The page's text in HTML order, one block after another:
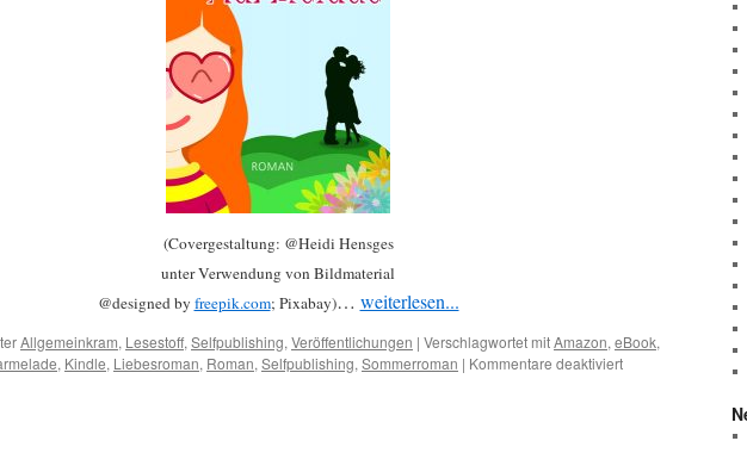
(Covergestaltung: @Heidi Hensges
unter Verwendung von Bildmaterial
@designed by freepik.com; Pixabay)… weiterlesen...
Allgemeinkram, Lesestoff, Selfpublishing, Veröffentlichungen | Verschlagwortet mitAmazon, eBook,
, Kindle, Liebesroman, Roman, Selfpublishing, Sommerroman | Kommentare deaktiviertfür